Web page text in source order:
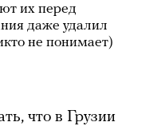
их перед
даже удалил
не понимает)
что в Грузии